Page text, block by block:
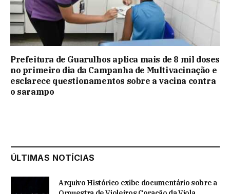
Prefeitura de Guarulhos aplica mais de 8 mil doses
no primeiro dia da Campanha de Multivacinação e
esclarece questionamentos sobre a vacina contra
o sarampo
ÚLTIMAS NOTÍCIAS
Arquivo Histórico exibe documentário sobre a